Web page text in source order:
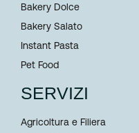
Bakery Dolce
Bakery Salato
Instant Pasta
Pet Food
SERVIZI
Agricoltura e Filiera